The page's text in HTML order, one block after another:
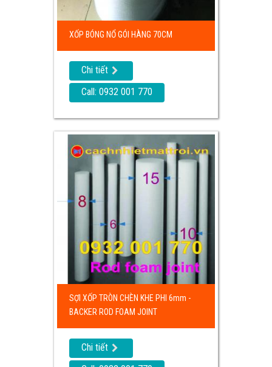
XỐP BÓNG NỔ GÓI HÀNG 70CM
Chi tiết
Call: 0932 001 770
SỢI XỐP TRÒN CHÈN KHE PHI 6mm -
BACKER ROD FOAM JOINT
Chi tiết